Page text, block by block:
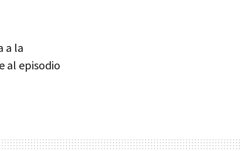
a la
al episodio